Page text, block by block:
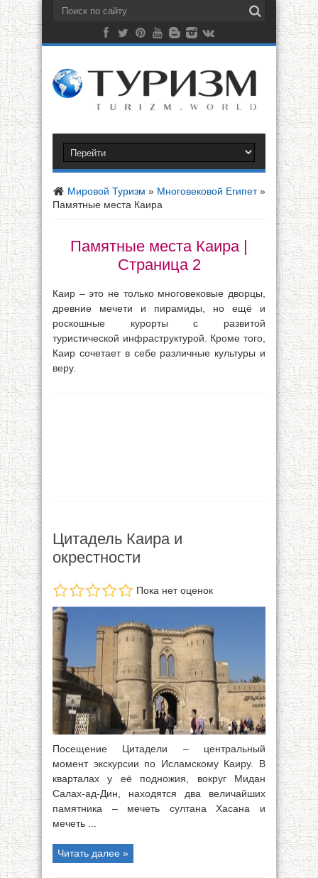
Мировой Туризм » Многовековой Египет »
Памятные места Каира
Памятные места Каира |
Страница 2
Каир – это не только многовековые дворцы,
древние мечети и пирамиды, но ещё и
роскошные курорты с развитой
туристической инфраструктурой. Кроме того,
Каир сочетает в себе различные культуры и
веру.
Цитадель Каира и
окрестности
Пока нет оценок
Посещение Цитадели – центральный
момент экскурсии по Исламскому Каиру. В
кварталах у её подножия, вокруг Мидан
Салах-ад-Дин, находятся два величайших
памятника – мечеть султана Хасана и
мечеть ...
Читать далее »